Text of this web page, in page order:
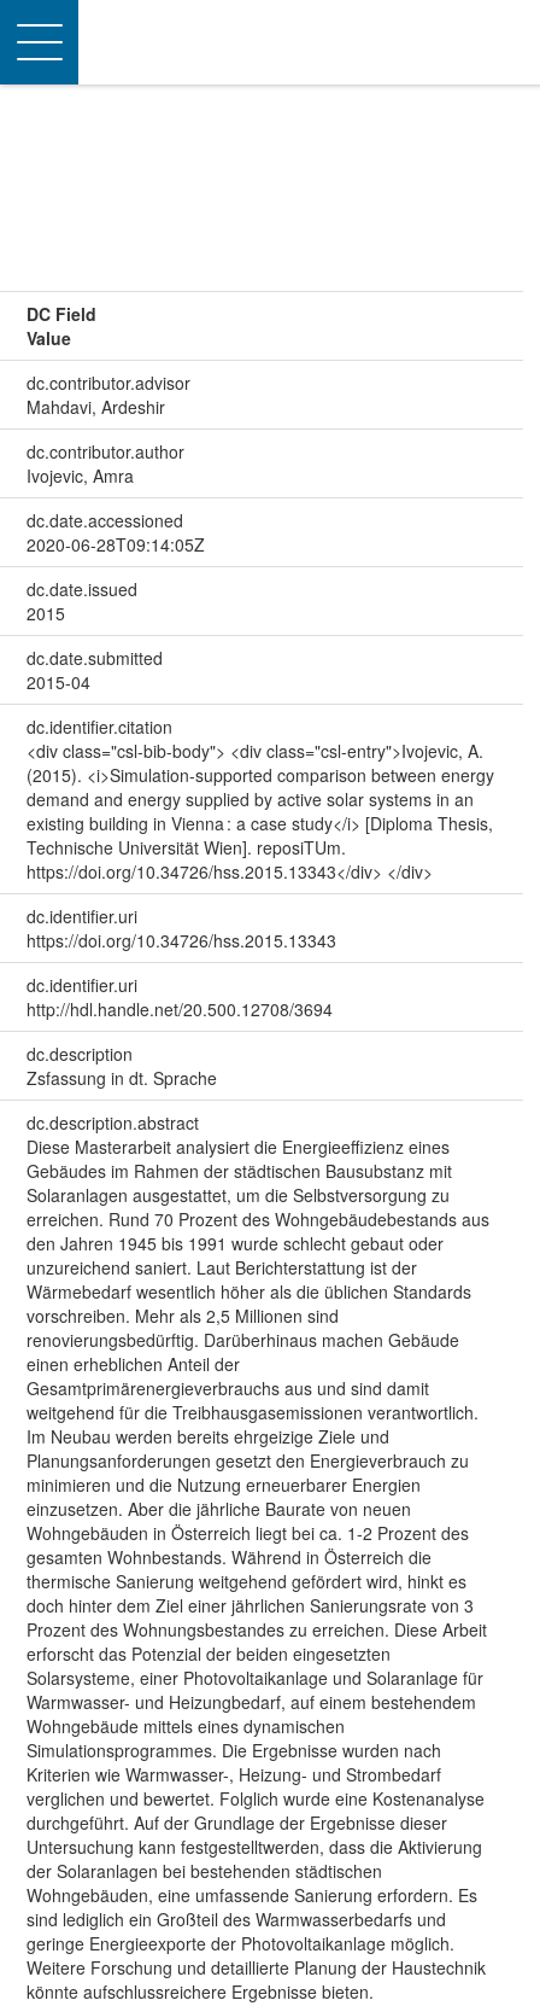
Toggle
navigation
DC Field
Value
dc.contributor.advisor
Mahdavi, Ardeshir
dc.contributor.author
Ivojevic, Amra
dc.date.accessioned
2020-06-28T09:14:05Z
dc.date.issued
2015
dc.date.submitted
2015-04
dc.identifier.citation
<div class="csl-bib-body"> <div class="csl-entry">Ivojevic, A.
(2015). <i>Simulation-supported comparison between energy
demand and energy supplied by active solar systems in an
existing building in Vienna : a case study</i> [Diploma Thesis,
Technische Universität Wien]. reposiTUm.
https://doi.org/10.34726/hss.2015.13343</div> </div>
dc.identifier.uri
https://doi.org/10.34726/hss.2015.13343
dc.identifier.uri
http://hdl.handle.net/20.500.12708/3694
dc.description
Zsfassung in dt. Sprache
dc.description.abstract
Diese Masterarbeit analysiert die Energieeffizienz eines
Gebäudes im Rahmen der städtischen Bausubstanz mit
Solaranlagen ausgestattet, um die Selbstversorgung zu
erreichen. Rund 70 Prozent des Wohngebäudebestands aus
den Jahren 1945 bis 1991 wurde schlecht gebaut oder
unzureichend saniert. Laut Berichterstattung ist der
Wärmebedarf wesentlich höher als die üblichen Standards
vorschreiben. Mehr als 2,5 Millionen sind
renovierungsbedürftig. Darüberhinaus machen Gebäude
einen erheblichen Anteil der
Gesamtprimärenergieverbrauchs aus und sind damit
weitgehend für die Treibhausgasemissionen verantwortlich.
Im Neubau werden bereits ehrgeizige Ziele und
Planungsanforderungen gesetzt den Energieverbrauch zu
minimieren und die Nutzung erneuerbarer Energien
einzusetzen. Aber die jährliche Baurate von neuen
Wohngebäuden in Österreich liegt bei ca. 1-2 Prozent des
gesamten Wohnbestands. Während in Österreich die
thermische Sanierung weitgehend gefördert wird, hinkt es
doch hinter dem Ziel einer jährlichen Sanierungsrate von 3
Prozent des Wohnungsbestandes zu erreichen. Diese Arbeit
erforscht das Potenzial der beiden eingesetzten
Solarsysteme, einer Photovoltaikanlage und Solaranlage für
Warmwasser- und Heizungbedarf, auf einem bestehendem
Wohngebäude mittels eines dynamischen
Simulationsprogrammes. Die Ergebnisse wurden nach
Kriterien wie Warmwasser-, Heizung- und Strombedarf
verglichen und bewertet. Folglich wurde eine Kostenanalyse
durchgeführt. Auf der Grundlage der Ergebnisse dieser
Untersuchung kann festgestelltwerden, dass die Aktivierung
der Solaranlagen bei bestehenden städtischen
Wohngebäuden, eine umfassende Sanierung erfordern. Es
sind lediglich ein Großteil des Warmwasserbedarfs und
geringe Energieexporte der Photovoltaikanlage möglich.
Weitere Forschung und detaillierte Planung der Haustechnik
könnte aufschlussreichere Ergebnisse bieten.